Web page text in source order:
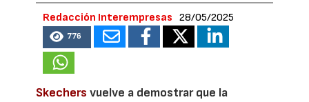
Redacción Interempresas 28/05/2025
776
Skechers vuelve a demostrar que la